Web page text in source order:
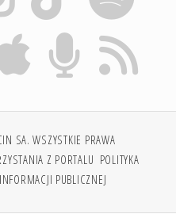
SA. WSZYSTKIE PRAWA
Z PORTALU POLITYKA
PUBLICZNEJ